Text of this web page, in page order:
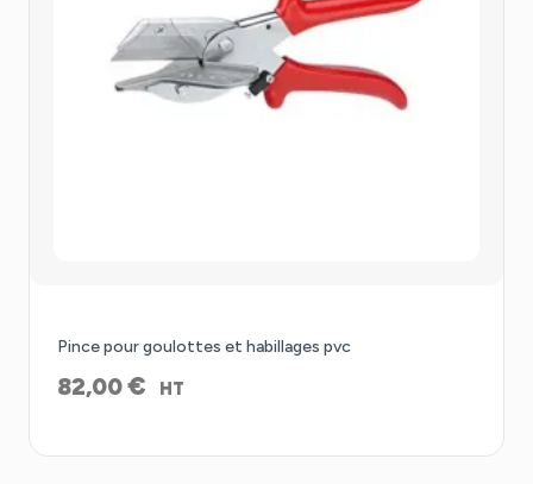
Pince pour goulottes et habillages pvc
82,00€ HT